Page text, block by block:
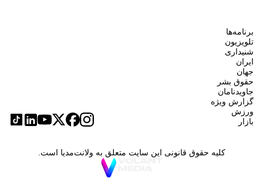
برنامه‌ها
تلویزیون
شنیداری
ایران
جهان
حقوق بشر
جاویدنامان
گزارش ویژه
ورزش
بازار
کلیه حقوق قانونی این سایت متعلق به ولانت‌مدیا است.